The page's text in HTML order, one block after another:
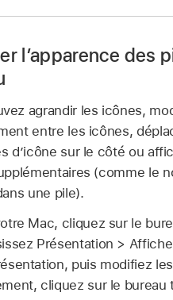
l’apparence des
agrandir les icônes,
entre les icônes,
d’icône sur le côté ou
(comme le
une pile).
Mac, cliquez sur le
Présentation >
puis modifiez
cliquez sur le bureau